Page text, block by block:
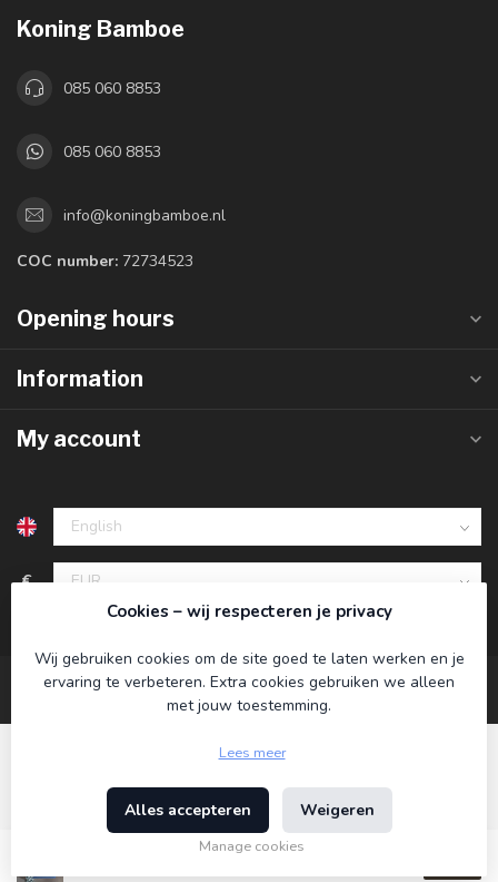
€16,95
Koning Bamboe
085 060 8853
085 060 8853
info@koningbamboe.nl
COC number: 72734523
Opening hours
Information
My account
€
© Copyright 2026 Koning Bamboe - Powered by
Theme byDyvelopment
Cookies – wij respecteren je privacy
Wij gebruiken cookies om de site goed te laten werken en je
ervaring te verbeteren. Extra cookies gebruiken we alleen
met jouw toestemming.
Lees meer
Alles accepteren Weigeren
Manage cookies